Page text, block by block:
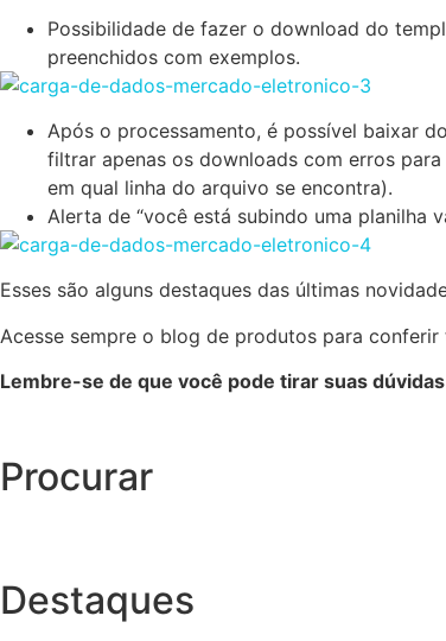
Possibilidade de fazer o download do
preenchidos com exemplos.
Após o processamento, é possível baixar
filtrar apenas os downloads com erros
em qual linha do arquivo se encontra).
Alerta de “você está subindo uma planilha
Esses são alguns destaques das últimas
Acesse sempre o blog de produtos para conferir
Lembre-se de que você pode tirar suas
Procurar
Destaques